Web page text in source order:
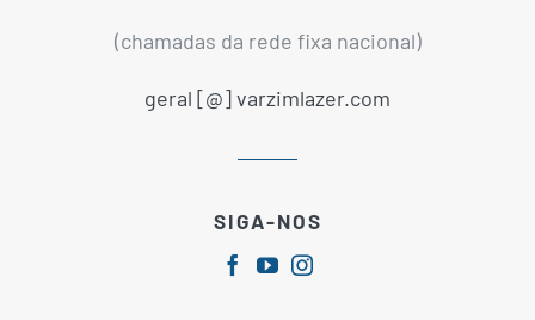
(chamadas da rede fixa nacional)
geral [@] varzimlazer.com
SIGA-NOS